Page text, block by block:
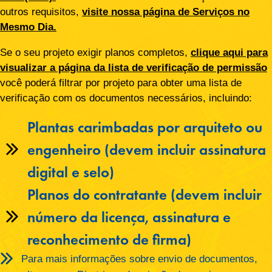
outros requisitos, visite nossa página de Serviços no
Mesmo Dia.
Se o seu projeto exigir planos completos, clique aqui para
visualizar a página da lista de verificação de permissão
você poderá filtrar por projeto para obter uma lista de
verificação com os documentos necessários, incluindo:
Plantas carimbadas por arquiteto ou
engenheiro (devem incluir assinatura
digital e selo)
Planos do contratante (devem incluir
número da licença, assinatura e
reconhecimento de firma)
Para mais informações sobre envio de documentos,